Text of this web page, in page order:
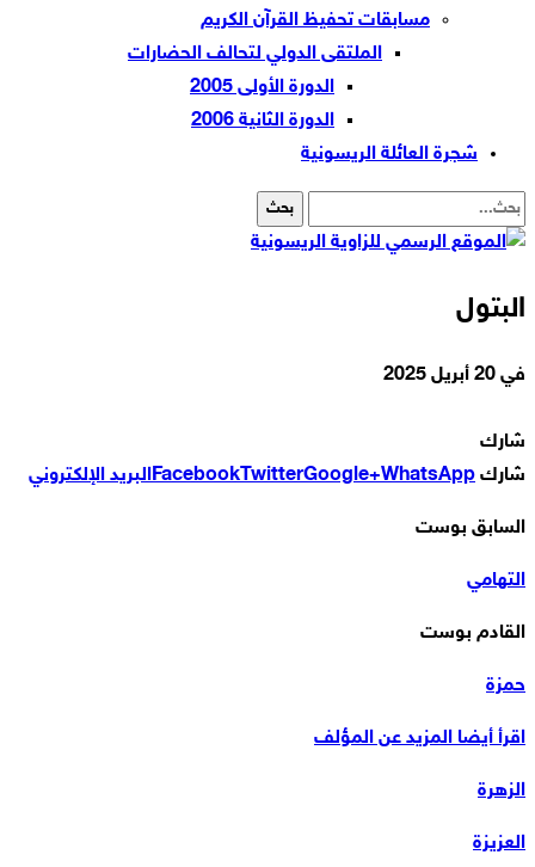
مسابقات تحفيظ القرآن الكريم
الملتقى الدولي لتحالف الحضارات
الدورة الأولى 2005
الدورة الثانية 2006
شجرة العائلة الريسونية
البتول
في 20 أبريل 2025
شارك
شارك
FacebookTwitterGoogle+WhatsApp البريد الإلكتروني
السابق بوست
التهامي
القادم بوست
حمزة
اقرأ أيضا المزيد عن المؤلف
الزهرة
العزيزة